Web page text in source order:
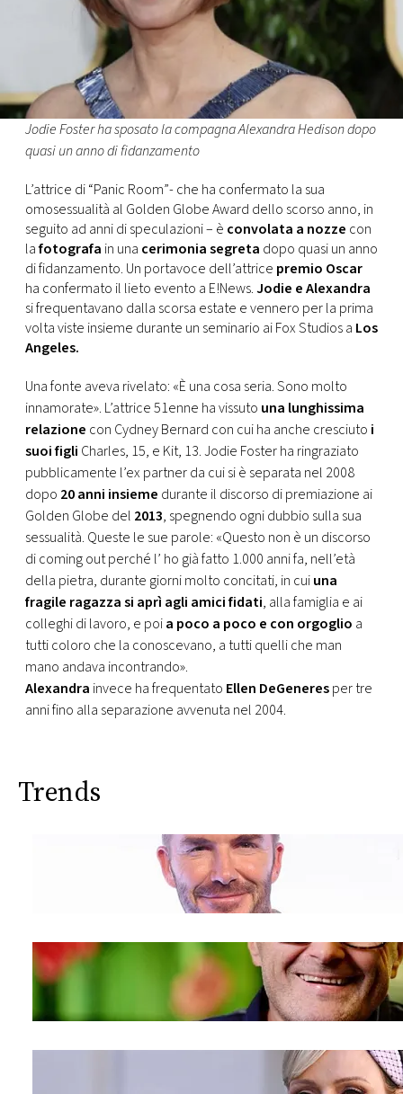
EVENTI
TV
DI
MONACO
RMC
CONSIGLIA
Jodie Foster ha sposato la compagna Alexandra Hedison dopo
quasi un anno di fidanzamento
L’attrice di “Panic Room”- che ha confermato la sua
omosessualità al Golden Globe Award dello scorso anno, in
seguito ad anni di speculazioni – è convolata a nozze con
lafotografa in una cerimonia segreta dopo quasi un anno
di fidanzamento. Un portavoce dell’attrice premio Oscar
ha confermato il lieto evento a E!News.Jodie e Alexandra
si frequentavano dalla scorsa estate e vennero per la prima
volta viste insieme durante un seminario ai Fox Studios a Los
Angeles.
Una fonte aveva rivelato: «È una cosa seria. Sono molto
innamorate». L’attrice 51enne ha vissuto una lunghissima
relazione con Cydney Bernard con cui ha anche cresciuto i
suoi figli Charles, 15, e Kit, 13. Jodie Foster ha ringraziato
pubblicamente l’ex partner da cui si è separata nel 2008
dopo 20 anni insieme durante il discorso di premiazione ai
Golden Globe del 2013, spegnendo ogni dubbio sulla sua
sessualità. Queste le sue parole: «Questo non è un discorso
di coming out perché l’ ho già fatto 1.000 anni fa, nell’età
della pietra, durante giorni molto concitati, in cuiuna
fragile ragazza si aprì agli amici fidati, alla famiglia e ai
colleghi di lavoro, e poia poco a poco e con orgoglio a
tutti coloro che la conoscevano, a tutti quelli che man
mano andava incontrando».
Alexandra invece ha frequentato Ellen DeGeneresper tre
anni fino alla separazione avvenuta nel 2004.
Trends